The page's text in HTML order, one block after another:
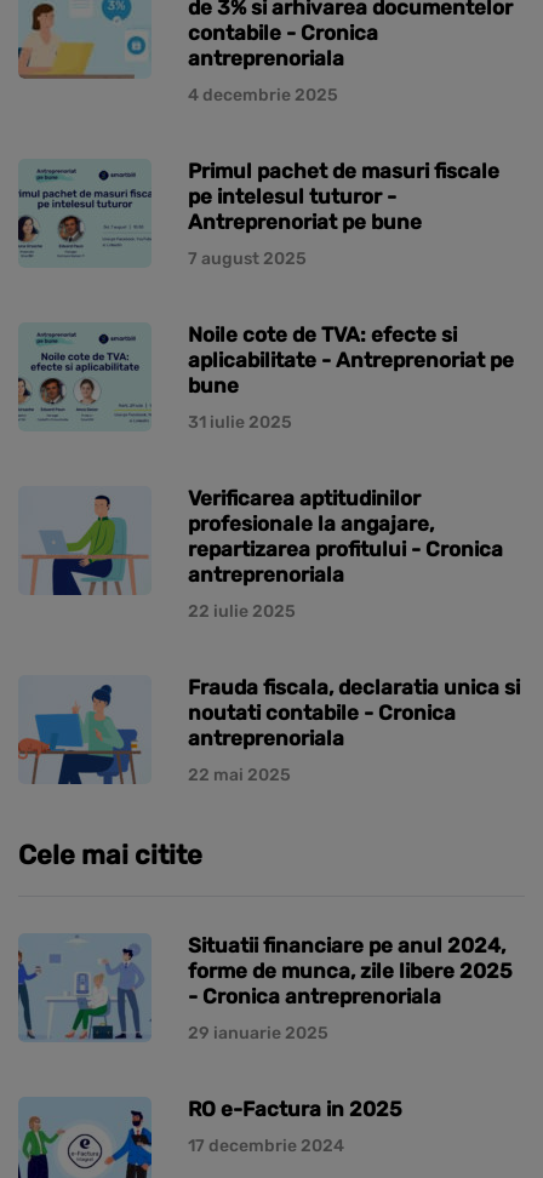
de 3% si arhivarea documentelor
contabile - Cronica
antreprenoriala
4 decembrie 2025
Primul pachet de masuri fiscale
pe intelesul tuturor -
Antreprenoriat pe bune
7 august 2025
Noile cote de TVA: efecte si
aplicabilitate - Antreprenoriat pe
bune
31 iulie 2025
Verificarea aptitudinilor
profesionale la angajare,
repartizarea profitului - Cronica
antreprenoriala
22 iulie 2025
Frauda fiscala, declaratia unica si
noutati contabile - Cronica
antreprenoriala
22 mai 2025
Cele mai citite
Situatii financiare pe anul 2024,
forme de munca, zile libere 2025
- Cronica antreprenoriala
29 ianuarie 2025
RO e-Factura in 2025
17 decembrie 2024